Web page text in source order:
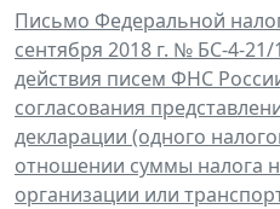
Письмо Федеральной
сентября 2018 г. № БС-4-
действия писем ФНС
согласования
декларации (одного
отношении суммы налога
организации или